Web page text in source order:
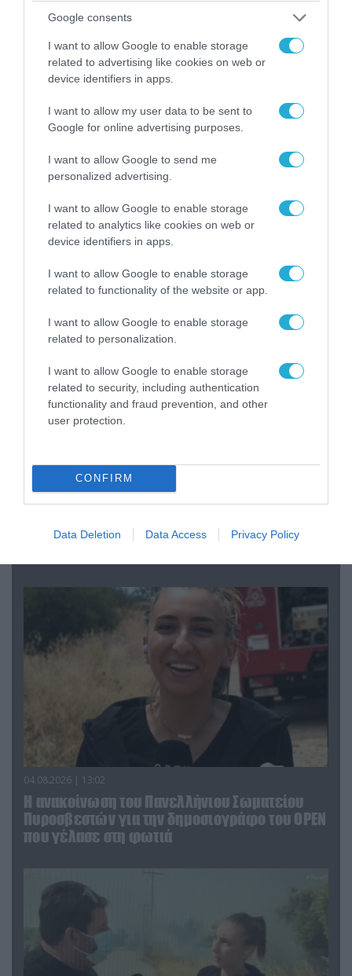
Google consents
I want to allow Google to enable storage
related to advertising like cookies on web or
device identifiers in apps.
I want to allow my user data to be sent to
Google for online advertising purposes.
I want to allow Google to send me
personalized advertising.
I want to allow Google to enable storage
related to analytics like cookies on web or
device identifiers in apps.
I want to allow Google to enable storage
related to functionality of the website or app.
I want to allow Google to enable storage
related to personalization.
I want to allow Google to enable storage
related to security, including authentication
functionality and fraud prevention, and other
user protection.
CONFIRM
Data Deletion Data Access Privacy Policy
αντικείμενα από κοινόχρηστους χώρους
06.08.2026 | 09:03
τα ζώα που χάθηκαν στις πυρκαγιές της
Αττικής (φωτο)
Αυτή την ώρα το τελευταίο «αντίο» στον πρώην
04.08.2026 | 13:02
Η ανακοίνωση του Πανελλήνιου Σωματείου
Πυροσβεστών για την δημοσιογράφο του OPEN
που γέλασε στη φωτιά